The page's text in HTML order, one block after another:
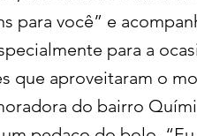
para você” e
para a
que aproveitaram o
do bairro